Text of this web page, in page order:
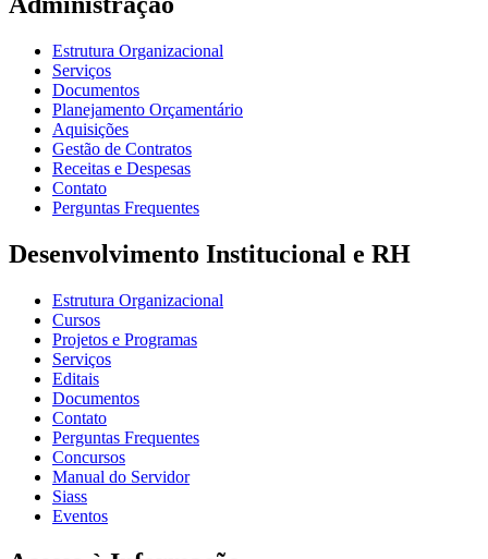
Estrutura Organizacional
Serviços
Documentos
Planejamento Orçamentário
Aquisições
Gestão de Contratos
Receitas e Despesas
Contato
Perguntas Frequentes
Desenvolvimento Institucional e RH
Estrutura Organizacional
Cursos
Projetos e Programas
Serviços
Editais
Documentos
Contato
Perguntas Frequentes
Concursos
Manual do Servidor
Siass
Eventos